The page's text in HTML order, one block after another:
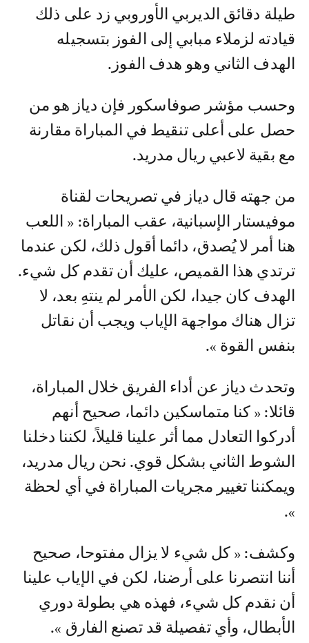
طيلة دقائق الديربي الأوروبي زد على ذلك
قيادته لزملاء مبابي إلى الفوز بتسجيله
الهدف الثاني وهو هدف الفوز.
وحسب مؤشر صوفاسكور فإن دياز هو من
حصل على أعلى تنقيط في المباراة مقارنة
مع بقية لاعبي ريال مدريد.
من جهته قال دياز في تصريحات لقناة
موفيستار الإسبانية، عقب المباراة: « اللعب
هنا أمر لا يُصدق، دائما أقول ذلك، لكن عندما
ترتدي هذا القميص، عليك أن تقدم كل شيء.
الهدف كان جيدا، لكن الأمر لم ينتهِ بعد، لا
تزال هناك مواجهة الإياب ويجب أن نقاتل
بنفس القوة ».
وتحدث دياز عن أداء الفريق خلال المباراة،
قائلا: « كنا متماسكين دائما، صحيح أنهم
أدركوا التعادل مما أثر علينا قليلاً، لكننا دخلنا
الشوط الثاني بشكل قوي. نحن ريال مدريد،
ويمكننا تغيير مجريات المباراة في أي لحظة
».
وكشف: « كل شيء لا يزال مفتوحا، صحيح
أننا انتصرنا على أرضنا، لكن في الإياب علينا
أن نقدم كل شيء، فهذه هي بطولة دوري
الأبطال، وأي تفصيلة قد تصنع الفارق ».